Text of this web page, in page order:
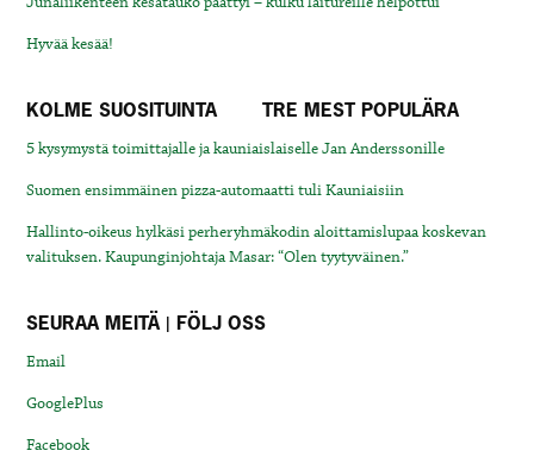
Hyvää kesää!
KOLME SUOSITUINTA TRE MEST POPULÄRA
5 kysymystä toimittajalle ja kauniaislaiselle Jan Anderssonille
Suomen ensimmäinen pizza-automaatti tuli Kauniaisiin
Hallinto-oikeus hylkäsi perheryhmäkodin aloittamislupaa koskevan
valituksen. Kaupunginjohtaja Masar: “Olen tyytyväinen.”
SEURAA MEITÄ | FÖLJ OSS
Email
GooglePlus
Facebook